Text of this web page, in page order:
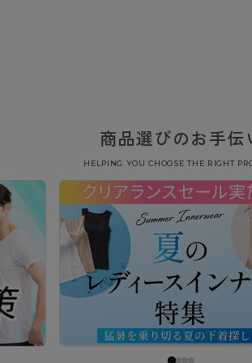
商品選びのお手伝
HELPING YOU CHOOSE THE RIGHT